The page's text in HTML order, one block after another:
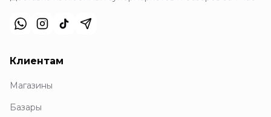
Клиентам
Магазины
Базары